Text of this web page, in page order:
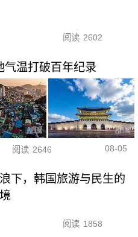
阅读 2602
气温打破百年纪录
阅读 2646 08-05
下，韩国旅游与民生的
阅读 1858